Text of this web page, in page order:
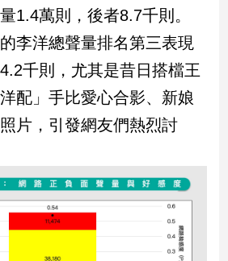
1.4萬則，後者8.7千則。
李洋總聲量排名第三表現
千則，尤其是昔日搭檔王
配」手比愛心合影、新娘
片，引發網友們熱烈討